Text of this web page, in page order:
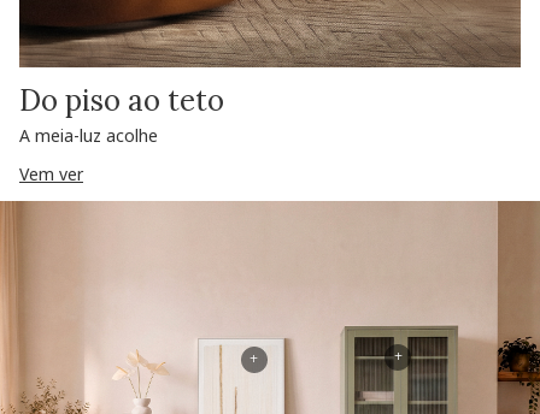
Do piso ao teto
A meia-luz acolhe
Vem ver
+
+